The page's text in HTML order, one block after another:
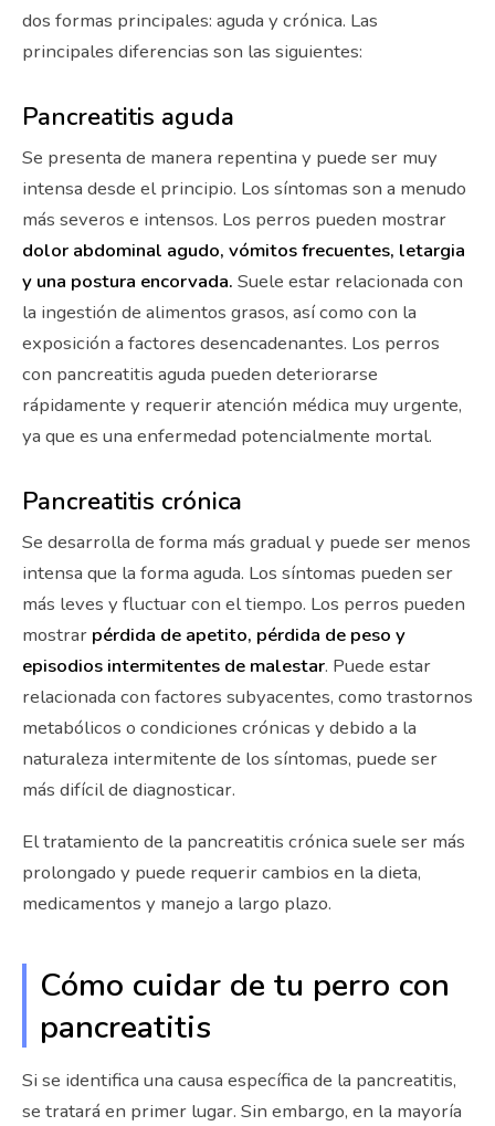
dos formas principales: aguda y crónica. Las
principales diferencias son las siguientes:
Pancreatitis aguda
Se presenta de manera repentina y puede ser muy
intensa desde el principio. Los síntomas son a menudo
más severos e intensos. Los perros pueden mostrar
dolor abdominal agudo, vómitos frecuentes, letargia
y una postura encorvada. Suele estar relacionada con
la ingestión de alimentos grasos, así como con la
exposición a factores desencadenantes. Los perros
con pancreatitis aguda pueden deteriorarse
rápidamente y requerir atención médica muy urgente,
ya que es una enfermedad potencialmente mortal.
Pancreatitis crónica
Se desarrolla de forma más gradual y puede ser menos
intensa que la forma aguda. Los síntomas pueden ser
más leves y fluctuar con el tiempo. Los perros pueden
mostrar pérdida de apetito, pérdida de peso y
episodios intermitentes de malestar. Puede estar
relacionada con factores subyacentes, como trastornos
metabólicos o condiciones crónicas y debido a la
naturaleza intermitente de los síntomas, puede ser
más difícil de diagnosticar.
El tratamiento de la pancreatitis crónica suele ser más
prolongado y puede requerir cambios en la dieta,
medicamentos y manejo a largo plazo.
Cómo cuidar de tu perro con
pancreatitis
Si se identifica una causa específica de la pancreatitis,
se tratará en primer lugar. Sin embargo, en la mayoría